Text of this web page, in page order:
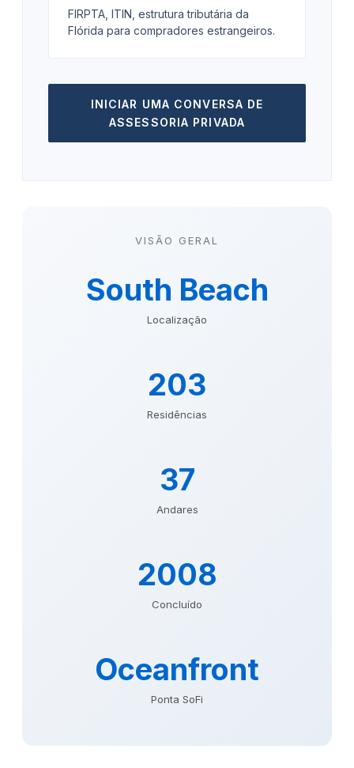
FIRPTA, ITIN, estrutura tributária da
Flórida para compradores estrangeiros.
INICIAR UMA CONVERSA DE
ASSESSORIA PRIVADA
VISÃO GERAL
South Beach
Localização
203
Residências
37
Andares
2008
Concluído
Oceanfront
Ponta SoFi